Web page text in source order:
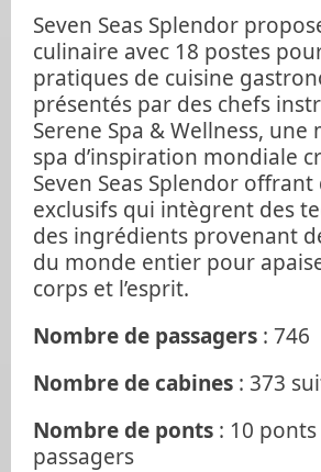
Seven Seas Splendor
culinaire avec 18 postes
pratiques de cuisine
présentés par des chefs
Serene Spa & Wellness, une
spa d’inspiration mondiale
Seven Seas Splendor offrant
exclusifs qui intègrent des
des ingrédients provenant
du monde entier pour
corps et l’esprit.
Nombre de passagers : 746
Nombre de cabines : 373
Nombre de ponts : 10
passagers